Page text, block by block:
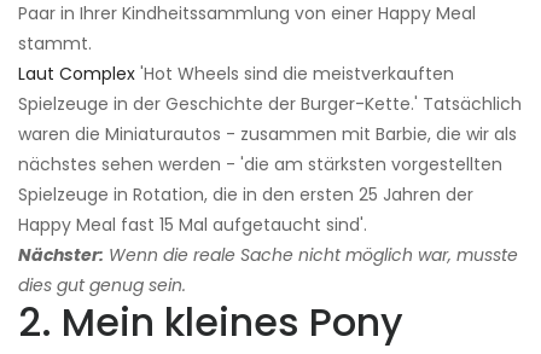
Paar in Ihrer Kindheitssammlung von einer Happy Meal
stammt.
Laut Complex 'Hot Wheels sind die meistverkauften
Spielzeuge in der Geschichte der Burger-Kette.' Tatsächlich
waren die Miniaturautos - zusammen mit Barbie, die wir als
nächstes sehen werden - 'die am stärksten vorgestellten
Spielzeuge in Rotation, die in den ersten 25 Jahren der
Happy Meal fast 15 Mal aufgetaucht sind'.
Nächster: Wenn die reale Sache nicht möglich war, musste
dies gut genug sein.
2. Mein kleines Pony